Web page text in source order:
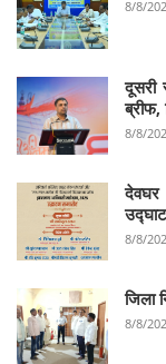
8/8/
दूसरी
ब्रीफ,
8/8/
देवघर
8/8/
जिला
8/8/